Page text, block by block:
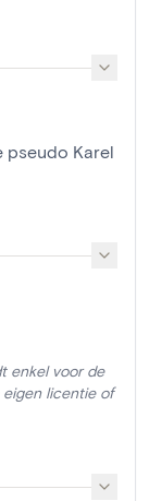
pseudo Karel
enkel voor de
licentie of